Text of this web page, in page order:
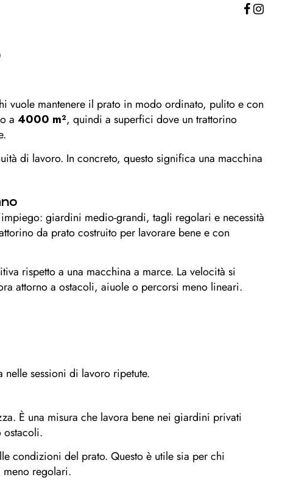
vuole mantenere il prato in modo ordinato, pulito e con
a 4000 m², quindi a superfici dove un trattorino
di lavoro. In concreto, questo significa una macchina
giardini medio-grandi, tagli regolari e necessità
da prato costruito per lavorare bene e con
rispetto a una macchina a marce. La velocità si
attorno a ostacoli, aiuole o percorsi meno lineari.
sessioni di lavoro ripetute.
È una misura che lavora bene nei giardini privati
ostacoli.
condizioni del prato. Questo è utile sia per chi
regolari.